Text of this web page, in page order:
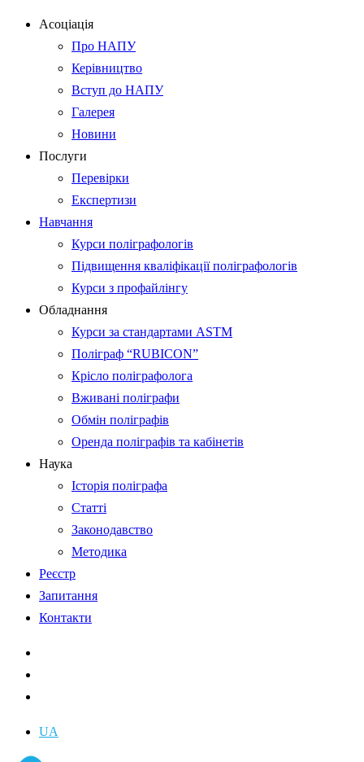
Асоціація
Про НАПУ
Керівництво
Вступ до НАПУ
Галерея
Новини
Послуги
Перевірки
Експертизи
Навчання
Курси поліграфологів
Підвищення кваліфікації поліграфологів
Курси з профайлінгу
Обладнання
Курси за стандартами ASTM
Поліграф “RUBICON”
Крісло поліграфолога
Вживані поліграфи
Обмін поліграфів
Оренда поліграфів та кабінетів
Наука
Історія поліграфа
Статті
Законодавство
Методика
Реєстр
Запитання
Контакти
UA